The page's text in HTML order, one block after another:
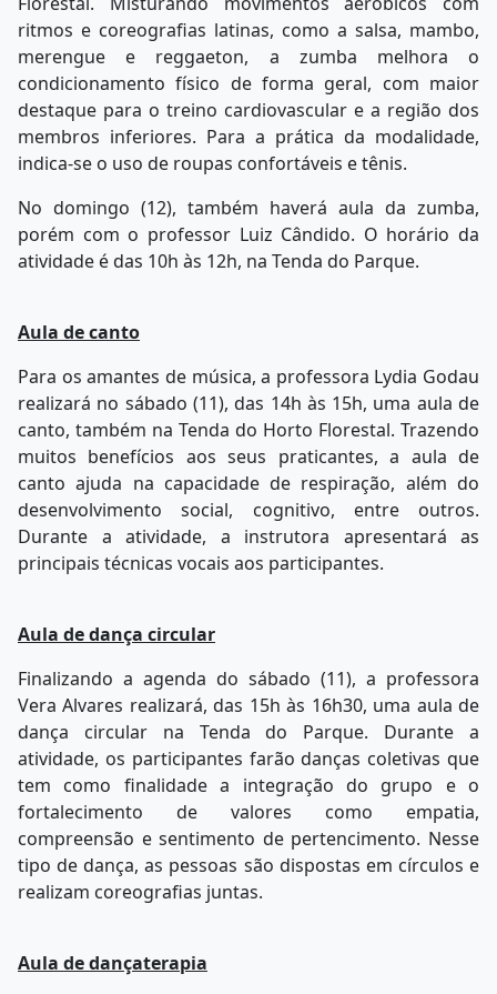
ritmos e coreografias latinas, como a salsa, mambo,
merengue e reggaeton, a zumba melhora o
condicionamento físico de forma geral, com maior
destaque para o treino cardiovascular e a região dos
membros inferiores. Para a prática da modalidade,
indica-se o uso de roupas confortáveis e tênis.
No domingo (12), também haverá aula da zumba,
porém com o professor Luiz Cândido. O horário da
atividade é das 10h às 12h, na Tenda do Parque.
Aula de canto
Para os amantes de música, a professora Lydia Godau
realizará no sábado (11), das 14h às 15h, uma aula de
canto, também na Tenda do Horto Florestal. Trazendo
muitos benefícios aos seus praticantes, a aula de
canto ajuda na capacidade de respiração, além do
desenvolvimento social, cognitivo, entre outros.
Durante a atividade, a instrutora apresentará as
principais técnicas vocais aos participantes.
Aula de dança circular
Finalizando a agenda do sábado (11), a professora
Vera Alvares realizará, das 15h às 16h30, uma aula de
dança circular na Tenda do Parque. Durante a
atividade, os participantes farão danças coletivas que
tem como finalidade a integração do grupo e o
fortalecimento de valores como empatia,
compreensão e sentimento de pertencimento. Nesse
tipo de dança, as pessoas são dispostas em círculos e
realizam coreografias juntas.
Aula de dançaterapia